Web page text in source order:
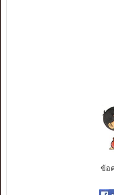
ข้อ